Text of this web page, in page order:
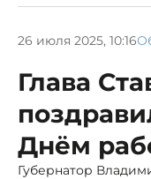
26 июля 2025, 10:16
Глава
Днём
Губернатор